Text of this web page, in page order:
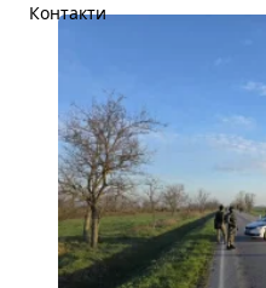
Контакти